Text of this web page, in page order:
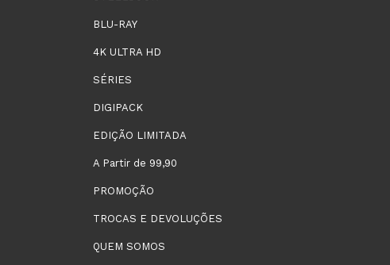
BLU-RAY
4K ULTRA HD
SÉRIES
DIGIPACK
EDIÇÃO LIMITADA
A Partir de 99,90
PROMOÇÃO
TROCAS E DEVOLUÇÕES
QUEM SOMOS